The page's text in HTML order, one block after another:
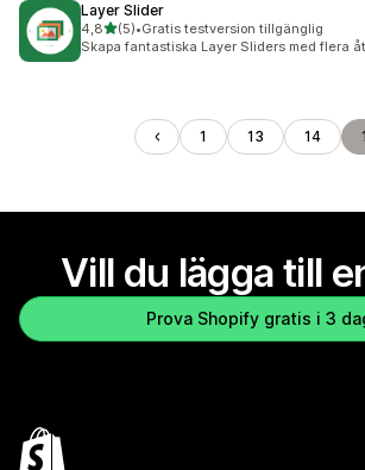
Layer Slider
4,8av 5 stjärnor
(5)
5 recensioner totalt
•Gratis testversion tillgänglig
Skapa fantastiska Layer Sliders med flera
1 13 14
Vill du lägga till
Prova Shopify gratis i 3